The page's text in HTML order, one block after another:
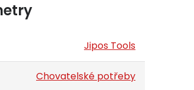
Jipos Tools
Chovatelské potřeby